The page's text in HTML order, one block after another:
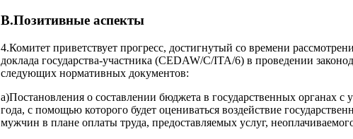
B.Позитивные аспекты
4.Комитет приветствует прогресс, достигнутый со времени
доклада государства-участника (CEDAW/C/ITA/6) в проведении
следующих нормативных документов:
a)Постановления о составлении бюджета в государственных органах
года, с помощью которого будет оцениваться воздействие
мужчин в плане оплаты труда, предоставляемых услуг,